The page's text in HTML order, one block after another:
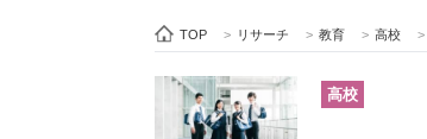
ビジネスと働き方のヒント
TOP > リサーチ > 教育 > 高校 >
高校